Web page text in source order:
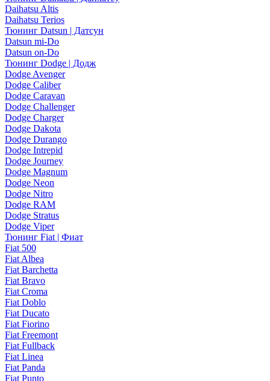
Daihatsu Altis
Daihatsu Terios
Тюнинг Datsun | Датсун
Datsun mi-Do
Datsun on-Do
Тюнинг Dodge | Додж
Dodge Avenger
Dodge Caliber
Dodge Caravan
Dodge Challenger
Dodge Charger
Dodge Dakota
Dodge Durango
Dodge Intrepid
Dodge Journey
Dodge Magnum
Dodge Neon
Dodge Nitro
Dodge RAM
Dodge Stratus
Dodge Viper
Тюнинг Fiat | Фиат
Fiat 500
Fiat Albea
Fiat Barchetta
Fiat Bravo
Fiat Croma
Fiat Doblo
Fiat Ducato
Fiat Fiorino
Fiat Freemont
Fiat Fullback
Fiat Linea
Fiat Panda
Fiat Punto